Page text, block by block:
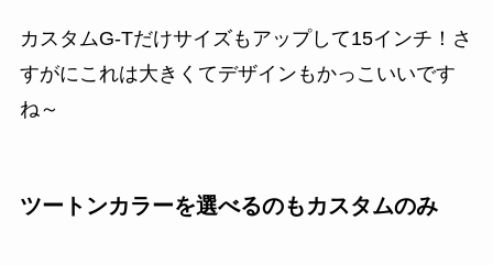
カスタムG-Tだけサイズもアップして15インチ！さ
すがにこれは大きくてデザインもかっこいいです
ね～
ツートンカラーを選べるのもカスタムのみ